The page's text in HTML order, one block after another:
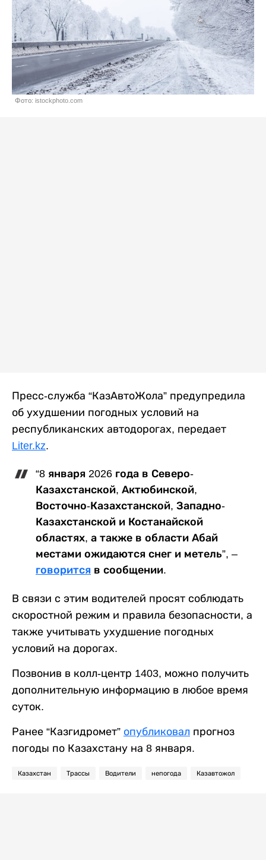
Фото: istockphoto.com
Пресс-служба “КазАвтоЖола” предупредила
об ухудшении погодных условий на
республиканских автодорогах, передает
Liter.kz.
“8 января 2026 года в Северо-
Казахстанской, Актюбинской,
Восточно-Казахстанской, Западно-
Казахстанской и Костанайской
областях, а также в области Абай
местами ожидаются снег и метель”, –
говорится в сообщении.
В связи с этим водителей просят соблюдать
скоростной режим и правила безопасности, а
также учитывать ухудшение погодных
условий на дорогах.
Позвонив в колл-центр 1403, можно получить
дополнительную информацию в любое время
суток.
Ранее “Казгидромет” опубликовал прогноз
погоды по Казахстану на 8 января.
Казахстан Трассы Водители непогода Казавтожол